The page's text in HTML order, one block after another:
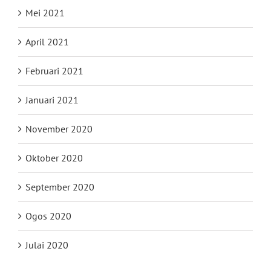
Mei 2021
April 2021
Februari 2021
Januari 2021
November 2020
Oktober 2020
September 2020
Ogos 2020
Julai 2020